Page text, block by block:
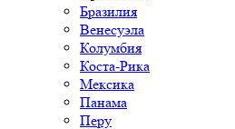
Бразилия
Венесуэла
Колумбия
Коста-Рика
Мексика
Панама
Перу